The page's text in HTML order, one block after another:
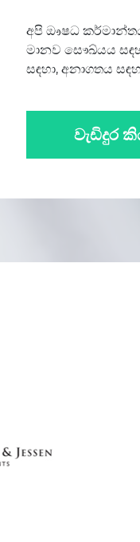
අපි ඖෂධ
මානව සෞඛ්යය
සඳහා, අනාගතය
වැඩිදුර